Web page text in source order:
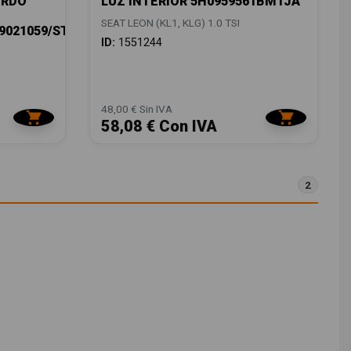
ST4304054
SEAT LEON (KL1, KLG) 1.0 TSI
ID: 1551244
48,00 € Sin IVA
58,08 € Con IVA
2